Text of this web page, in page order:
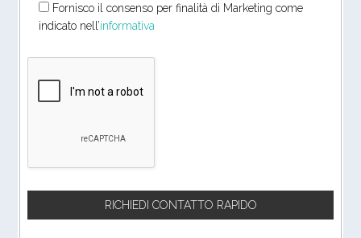
Fornisco il consenso per finalità di Marketing come
indicato nell’informativa